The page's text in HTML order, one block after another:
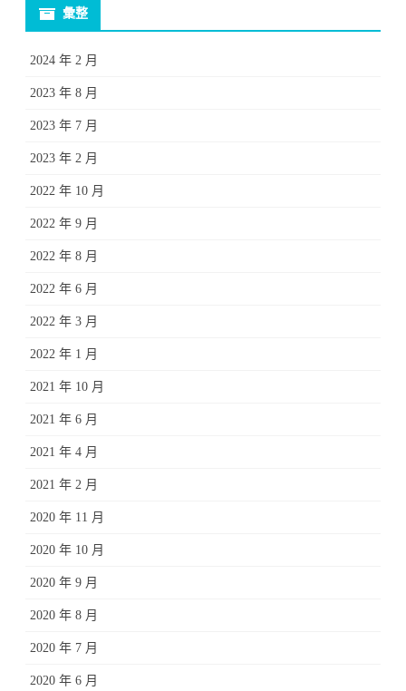
彙整
2024 年 2 月
2023 年 8 月
2023 年 7 月
2023 年 2 月
2022 年 10 月
2022 年 9 月
2022 年 8 月
2022 年 6 月
2022 年 3 月
2022 年 1 月
2021 年 10 月
2021 年 6 月
2021 年 4 月
2021 年 2 月
2020 年 11 月
2020 年 10 月
2020 年 9 月
2020 年 8 月
2020 年 7 月
2020 年 6 月